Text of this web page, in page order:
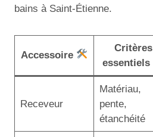
bains à Saint-Étienne.
Accessoire
Critères
essentiels
Receveur
Matériau,
pente,
étanchéité